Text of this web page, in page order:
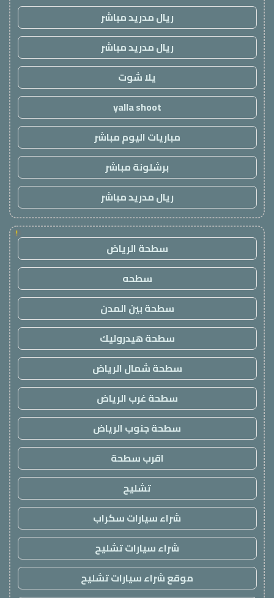
ريال مدريد مباشر
ريال مدريد مباشر
يلا شوت
yalla shoot
مباريات اليوم مباشر
برشلونة مباشر
ريال مدريد مباشر
!
سطحة الرياض
سطحه
سطحة بين المدن
سطحة هيدروليك
سطحة شمال الرياض
سطحة غرب الرياض
سطحة جنوب الرياض
اقرب سطحة
تشليح
شراء سيارات سكراب
شراء سيارات تشليح
موقع شراء سيارات تشليح